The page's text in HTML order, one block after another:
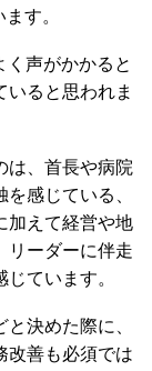
す。
声がかかると
ると思われま
は、首長や病院
感じている、
加えて経営や地
リーダーに伴走
ています。
決めた際に、
改善も必須では